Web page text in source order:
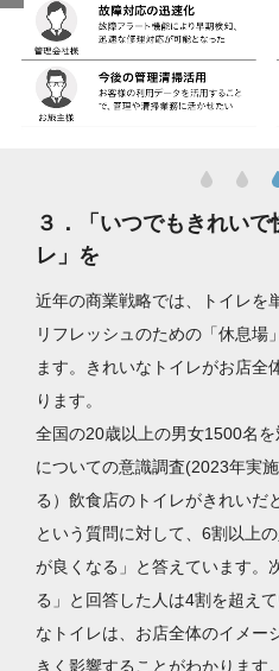
３．「いつでもきれい
レ」を
近年の商業戦略では、トイレを
リフレッシュのための「休息場
ます。きれいなトイレがお店全
ります。
全国の20歳以上の男女1500名
についての意識調査(2023年実
る）飲食店のトイレがきれいだ
という質問に対して、6割以上
が良くなる」と答えています。
る」と回答した人は4割を超え
なトイレは、お店全体のイメー
きく影響することがわかります。